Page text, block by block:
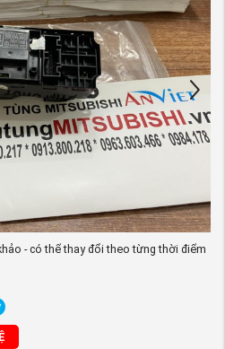
- có thể thay đổi theo từng thời điểm